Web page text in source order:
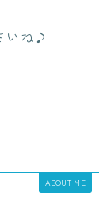
いね♪
ABOUT ME